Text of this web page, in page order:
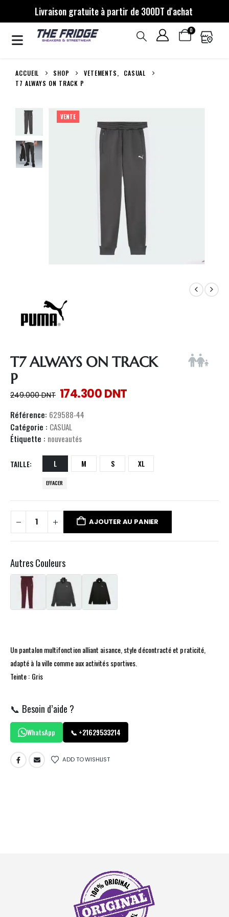
Livraison gratuite à partir de 300DT d'achat
0
ACCUEIL SHOP VETEMENTS,
CASUAL
T7 ALWAYS ON TRACK P
VENTE
T7 ALWAYS ON TRACK
P
249.000DNT 174.300DNT
Référence: 629588-44
Catégorie : CASUAL
Étiquette : nouveautés
TAILLE L M S XL
EFFACER
AJOUTER AU PANIER
Autres Couleurs
Un pantalon multifonction alliant aisance, style décontracté et praticité,
adapté à la ville comme aux activités sportives.
Teinte : Gris
📞 Besoin d’aide ?
WhatsApp 📞 +21629533214
ADD TO WISHLIST